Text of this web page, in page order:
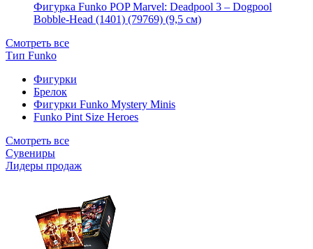
Фигурка Funko POP Marvel: Deadpool 3 – Dogpool
Bobble-Head (1401) (79769) (9,5 см)
Смотреть все
Тип Funko
Фигурки
Брелок
Фигурки Funko Mystery Minis
Funko Pint Size Heroes
Смотреть все
Сувениры
Лидеры продаж